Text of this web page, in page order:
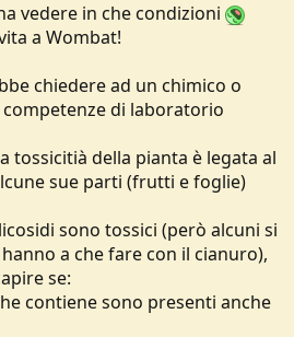
vedere in che condizioni
a Wombat!
chiedere ad un chimico o
di laboratorio
tossicitià della pianta è legata al
sue parti (frutti e foglie)
sono tossici (però alcuni si
a che fare con il cianuro),
se:
contiene sono presenti anche